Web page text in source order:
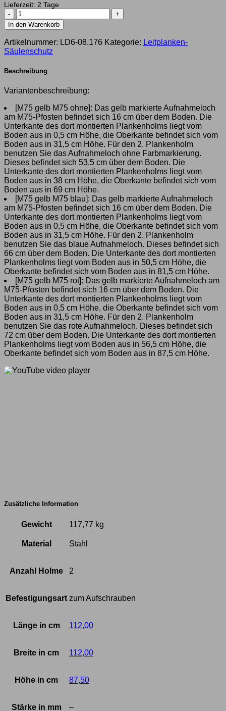
Lieferzeit: 2 Tage
4-
seitiger
Säulenschutz-
Komplett-
Bausatz
M75-
2SP,
außen
cm,
innen
63
cm,
Stahl,
Profil
B
Menge
In den Warenkorb
Artikelnummer: LD6-08.176 Kategorie: Leitplanken-
Säulenschutz
Beschreibung
Variantenbeschreibung:
[M75 gelb M75 ohne]: Das gelb markierte Aufnahmeloch
am M75-Pfosten befindet sich 16 cm über dem Boden. Die
Unterkante des dort montierten Plankenholms liegt vom
Boden aus in 0,5 cm Höhe, die Oberkante befindet sich vom
Boden aus in 31,5 cm Höhe. Für den 2. Plankenholm
benutzen Sie das Aufnahmeloch ohne Farbmarkierung.
Dieses befindet sich 53,5 cm über dem Boden. Die
Unterkante des dort montierten Plankenholms liegt vom
Boden aus in 38 cm Höhe, die Oberkante befindet sich vom
Boden aus in 69 cm Höhe.
[M75 gelb M75 blau]: Das gelb markierte Aufnahmeloch
am M75-Pfosten befindet sich 16 cm über dem Boden. Die
Unterkante des dort montierten Plankenholms liegt vom
Boden aus in 0,5 cm Höhe, die Oberkante befindet sich vom
Boden aus in 31,5 cm Höhe. Für den 2. Plankenholm
benutzen Sie das blaue Aufnahmeloch. Dieses befindet sich
66 cm über dem Boden. Die Unterkante des dort montierten
Plankenholms liegt vom Boden aus in 50,5 cm Höhe, die
Oberkante befindet sich vom Boden aus in 81,5 cm Höhe.
[M75 gelb M75 rot]: Das gelb markierte Aufnahmeloch am
M75-Pfosten befindet sich 16 cm über dem Boden. Die
Unterkante des dort montierten Plankenholms liegt vom
Boden aus in 0,5 cm Höhe, die Oberkante befindet sich vom
Boden aus in 31,5 cm Höhe. Für den 2. Plankenholm
benutzen Sie das rote Aufnahmeloch. Dieses befindet sich
72 cm über dem Boden. Die Unterkante des dort montierten
Plankenholms liegt vom Boden aus in 56,5 cm Höhe, die
Oberkante befindet sich vom Boden aus in 87,5 cm Höhe.
Zusätzliche Information
Gewicht 117,77 kg
Material Stahl
Anzahl Holme 2
Befestigungsart zum Aufschrauben
Länge in cm 112,00
Breite in cm 112,00
Höhe in cm 87,50
Stärke in mm –